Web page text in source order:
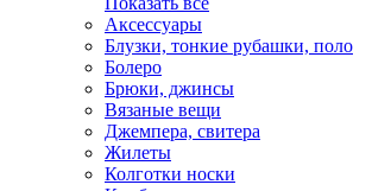
Аксессуары
Блузки, тонкие рубашки, поло
Болеро
Брюки, джинсы
Вязаные вещи
Джемпера, свитера
Жилеты
Колготки носки